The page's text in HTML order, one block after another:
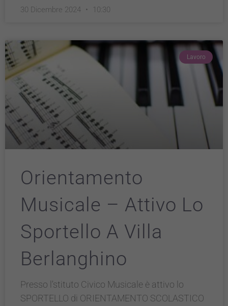
30 Dicembre 2024 10:30
Lavoro
Orientamento
Musicale – Attivo Lo
Sportello A Villa
Berlanghino
Presso l’stituto Civico Musicale è attivo lo
SPORTELLO di ORIENTAMENTO SCOLASTICO